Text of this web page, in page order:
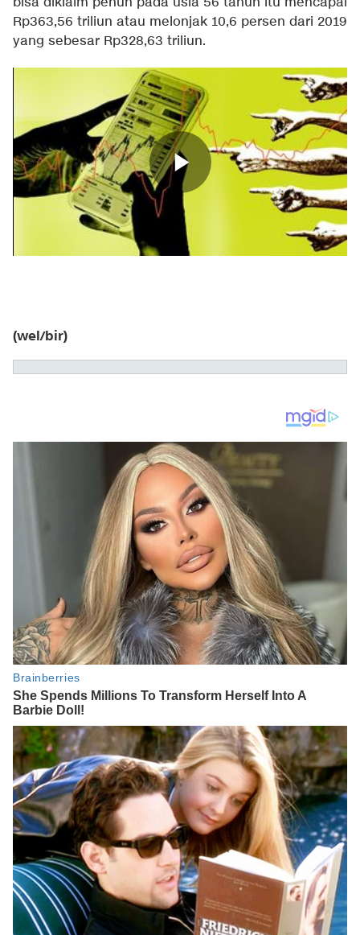
Rp363,56 triliun atau melonjak 10,6 persen dari 2019
yang sebesar Rp328,63 triliun.
(wel/bir)